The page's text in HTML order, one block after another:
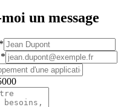
un message
*
*